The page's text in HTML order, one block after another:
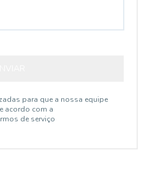
para que a nossa equipe
acordo com a
de serviço